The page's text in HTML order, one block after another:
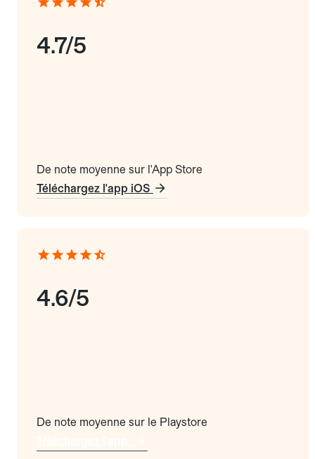
4.7/5
De note moyenne sur l'App Store
Téléchargez l'app iOS
4.6/5
De note moyenne sur le Playstore